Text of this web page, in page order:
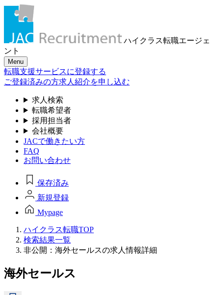
ハイクラス転職エージェ
ント
Menu
転職支援サービスに登録する
ご登録済みの方求人紹介を申し込む
求人検索
転職希望者
採用担当者
会社概要
JACで働きたい方
FAQ
お問い合わせ
保存済み
新規登録
Mypage
ハイクラス転職TOP
検索結果一覧
非公開：海外セールスの求人情報詳細
海外セールス